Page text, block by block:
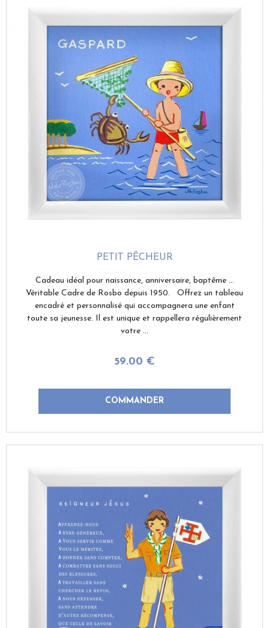
PETIT PÊCHEUR
59.00 €
Cadeau idéal pour naissance, anniversaire, baptême ...
Véritable Cadre de Rosbo depuis 1950. Offrez un tableau
encadré et personnalisé qui accompagnera une enfant
toute sa jeunesse. Il est unique et rappellera régulièrement
votre ...